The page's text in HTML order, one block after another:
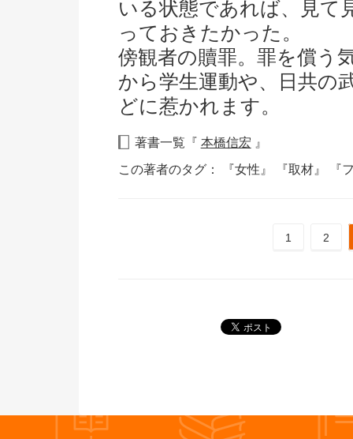
いる状態であれば、見て
っておきたかった。
傍観者の贖罪。罪を償う
から学生運動や、日共の
どに惹かれます。
著書一覧『 本橋信宏 』
この著者のタグ：
『女性』 『取材』 『
1 2